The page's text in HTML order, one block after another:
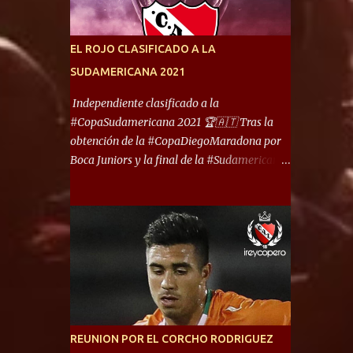
ello son protagonistas de un clásico de los
transitó por la primera división del fútbol
local durante muchos años. Dock Sud es otro
de los que comparten esas tierras, aunque el
foco de atención es la convivencia
Independiente - Racing. “No encuentro, más
reúna tantos logros deportivos, tantos
clubes y tanta gente en este deporte”,
afirmó Facundo Moyano. “Creo que
EL ROJO CLASIFICADO A LA
SUDAMERICANA 2021
Independiente clasificado a la
#CopaSudamericana 2021 🏆🇦🇹 Tras la
obtención de la #CopaDiegoMaradona por
Boca Juniors y la final de la #Sudamericana
Defensa y Justicia o Lanús, dadas estás dos
condiciones el Rey de Copas se clasifica a la
Copa Sudamericana de este 2021. En este
año, la Sudamericana sufrirá modificaciones
en su formato, que iniciará en fase de grupos
con 6 partidos, de los cuales sólo los
primeros de cada grupo jugarán los 8vos.
REUNION POR EL CORCHO RODRIGUEZ